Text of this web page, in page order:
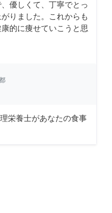
優しくて、丁寧でとっ
りました。これからも
的に痩せていこうと思
栄養士があなたの食事